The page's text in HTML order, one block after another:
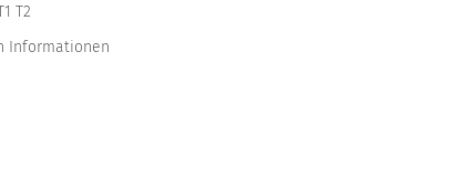
T2
Informationen